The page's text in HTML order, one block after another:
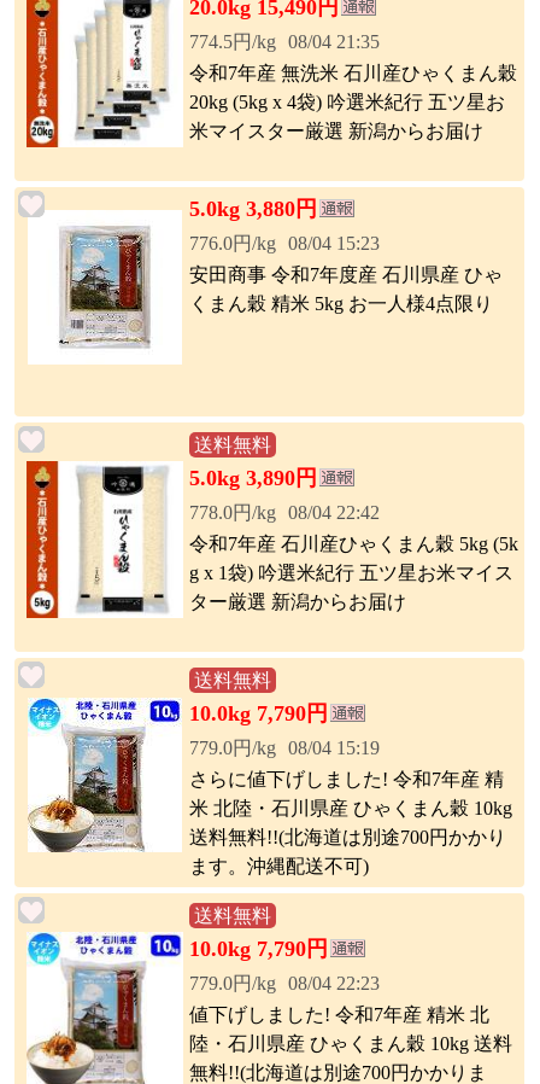
20.0kg 15,490円
774.5円/kg 08/04 21:35
令和7年産 無洗米 石川産ひゃくまん穀
20kg (5kg x 4袋) 吟選米紀行 五ツ星お
米マイスター厳選 新潟からお届け
5.0kg 3,880円
776.0円/kg 08/04 15:23
安田商事 令和7年度産 石川県産 ひゃ
くまん穀 精米 5kg お一人様4点限り
送料無料
5.0kg 3,890円
778.0円/kg 08/04 22:42
令和7年産 石川産ひゃくまん穀 5kg (5k
g x 1袋) 吟選米紀行 五ツ星お米マイス
ター厳選 新潟からお届け
送料無料
10.0kg 7,790円
779.0円/kg 08/04 15:19
さらに値下げしました! 令和7年産 精
米 北陸・石川県産 ひゃくまん穀 10kg
送料無料!!(北海道は別途700円かかり
ます。沖縄配送不可)
送料無料
10.0kg 7,790円
779.0円/kg 08/04 22:23
値下げしました! 令和7年産 精米 北
陸・石川県産 ひゃくまん穀 10kg 送料
無料!!(北海道は別途700円かかりま